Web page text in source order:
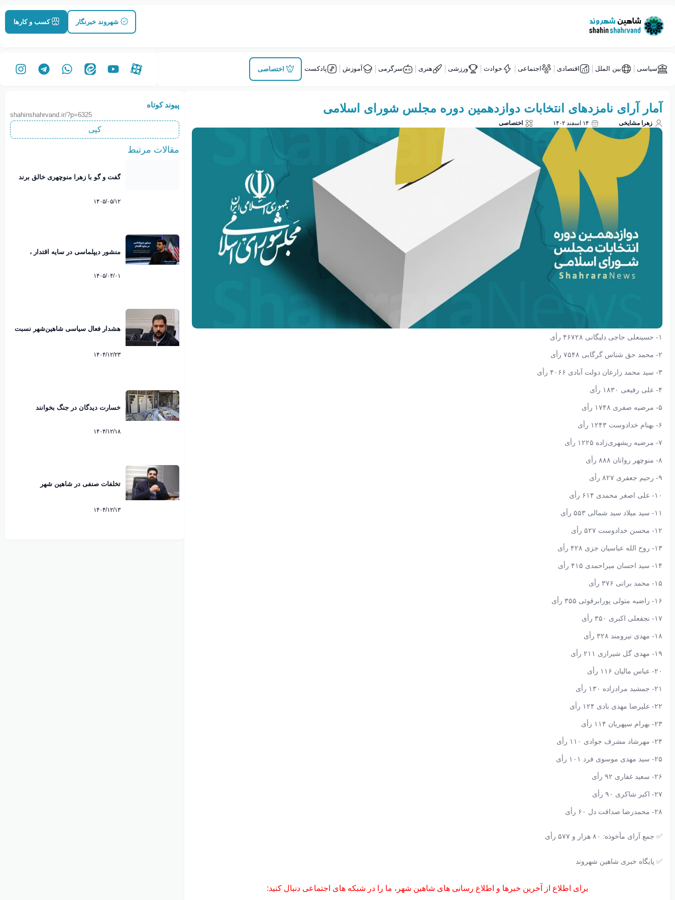
کسب و کارها شهروند خبرنگار
سیاسی بین الملل اقتصادی اجتماعی حوادث ورزشی هنری سرگرمی آموزش پادکست اختصاصی
آمار آرای نامزدهای انتخابات دوازدهمین دوره مجلس شورای اسلامی
زهرا مشایخی ۱۴ اسفند ۱۴۰۲ اختصاصی
۱- حسینعلی حاجی دلیگانی ۴۶۷۲۸ رأی
۲- محمد حق شناس گرگابی ۷۵۴۸ رأی
۳- سید محمد زارعان دولت آبادی ۴۰۶۶ رأی
۴- علی رفیعی ۱۸۳۰ رأی
۵- مرضیه صفری ۱۷۴۸ رأی
۶- بهنام خدادوست ۱۲۴۳ رأی
۷- مرضیه ریشهری‌زاده ۱۲۲۵ رأی
۸- منوچهر روانان ۸۸۸ رأی
۹- رحیم جعفری ۸۲۷ رأی
۱۰- علی اصغر محمدی ۶۱۴ رأی
۱۱- سید میلاد سید شمالی ۵۵۳ رأی
۱۲- محسن خدادوست ۵۲۷ رأی
۱۳- روح الله عباسیان جزی ۴۲۸ رأی
۱۴- سید احسان میراحمدی ۴۱۵ رأی
۱۵- محمد براتی ۳۷۶ رأی
۱۶- راضیه متولی پورابرقوئی ۳۵۵ رأی
۱۷- نجفعلی اکبری ۳۵۰ رأی
۱۸- مهدی نیرومند ۳۲۸ رأی
۱۹- مهدی گل شیرازی ۲۱۱ رأی
۲۰- عباس مالیان ۱۱۶ رأی
۲۱- جمشید مرادزاده ۱۳۰ رأی
۲۲- علیرضا مهدی بادی ۱۲۴ رأی
۲۳- بهرام سپهریان ۱۱۴ رأی
۲۴- مهرشاد مشرف جوادی ۱۱۰ رأی
۲۵- سید مهدی موسوی فرد ۱۰۱ رأی
۲۶- سعید غفاری ۹۲ رأی
۲۷- اکبر شاکری ۹۰ رأی
۲۸- محمدرضا صداقت دل ۶۰ رأی
✅ جمع آرای مأخوذه: ۸۰ هزار و ۵۷۷ رأی
✅️ پایگاه خبری شاهین شهروند
برای اطلاع از آخرین خبرها و اطلاع رسانی های شاهین شهر، ما را در شبکه های اجتماعی دنبال کنید:
پیوند کوتاه
shahinshahrvand.ir/?p=6325
کپی
مقالات مرتبط
گفت و گو با زهرا منوچهری خالق برند
۱۴۰۵/۰۵/۱۲
منشور دیپلماسی در سایه اقتدار ،
۱۴۰۵/۰۴/۰۱
هشدار فعال سیاسی شاهین‌شهر نسبت
۱۴۰۴/۱۲/۲۳
خسارت دیدگان در جنگ بخوانند
۱۴۰۴/۱۲/۱۸
تخلفات صنفی در شاهین شهر
۱۴۰۴/۱۲/۱۳